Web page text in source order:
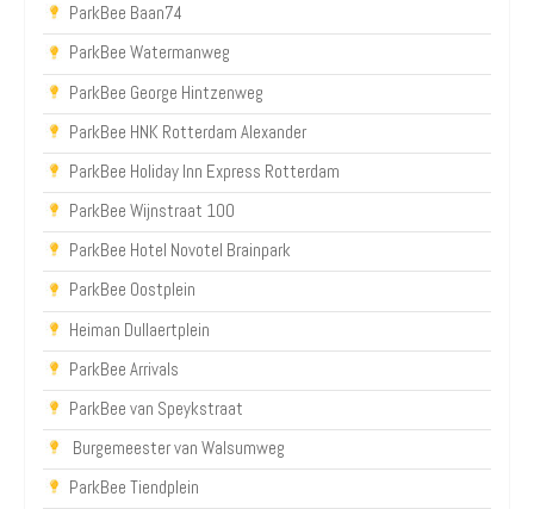
ParkBee Baan74
ParkBee Watermanweg
ParkBee George Hintzenweg
ParkBee HNK Rotterdam Alexander
ParkBee Holiday Inn Express Rotterdam
ParkBee Wijnstraat 100
ParkBee Hotel Novotel Brainpark
ParkBee Oostplein
Heiman Dullaertplein
ParkBee Arrivals
ParkBee van Speykstraat
Burgemeester van Walsumweg
ParkBee Tiendplein